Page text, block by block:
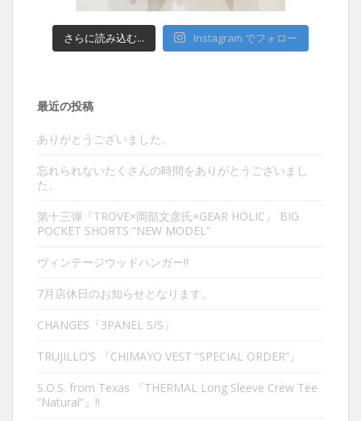
さらに読み込む... Instagram でフォロー
最近の投稿
ありがとうございました。
忘れられないたくさんの時間をありがとうございまし
た。
第十三弾『TROVE×岡部文彦氏×GEAR HOLIC』 BIG
POCKET SHORTS “NEW MODEL”
ヴィンテージウッドハンガー‼︎
7月店休日のお知らせとなります。
CHANGES『3PANEL S/S』
TRUJILLO’S 『CHIMAYO VEST “SPECIAL ORDER”』
S.O.S. from Texas 『THERMAL Long Sleeve Crew Tee
“Natural”』‼︎